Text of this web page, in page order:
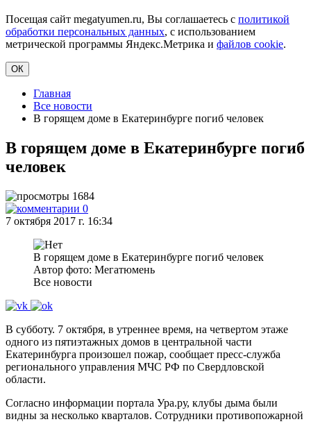
Посещая сайт megatyumen.ru, Вы соглашаетесь с политикой
обработки персональных данных, с использованием
метрической программы Яндекс.Метрика и файлов cookie.
ОК
Главная
Все новости
В горящем доме в Екатеринбурге погиб человек
В горящем доме в Екатеринбурге погиб
человек
1684
0
7 октября 2017 г. 16:34
В горящем доме в Екатеринбурге погиб человек
Автор фото: Мегатюмень
Все новости
В субботу. 7 октября, в утреннее время, на четвертом этаже
одного из пятиэтажных домов в центральной части
Екатеринбурга произошел пожар, сообщает пресс-служба
регионального управления МЧС РФ по Свердловской
области.
Согласно информации портала Ура.ру, клубы дыма были
видны за несколько кварталов. Сотрудники противопожарной